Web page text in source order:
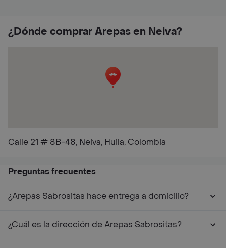
¿Dónde comprar Arepas en Neiva?
Calle 21 # 8B-48, Neiva, Huila, Colombia
Preguntas frecuentes
¿Arepas Sabrositas hace entrega a domicilio?
¿Cuál es la dirección de Arepas Sabrositas?